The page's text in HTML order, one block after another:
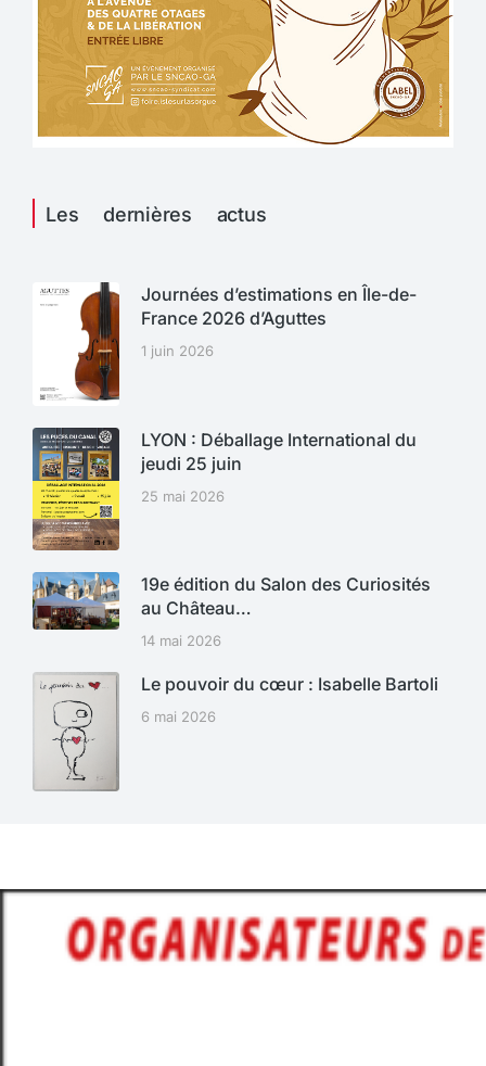
Les dernières actus
Journées d’estimations en Île-de-
France 2026 d’Aguttes
1 juin 2026
LYON : Déballage International du
jeudi 25 juin
25 mai 2026
19e édition du Salon des Curiosités
au Château…
14 mai 2026
Le pouvoir du cœur : Isabelle Bartoli
6 mai 2026